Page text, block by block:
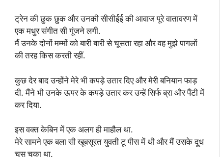
ट्रेन की छुक छुक और उनकी सीसीईई की आवाज पूरे वातावरण में
एक मधुर संगीत सी गूंजने लगी.
मैं उनके दोनों मम्मों को बारी बारी से चूसता रहा और वह मुझे पागलों
की तरह किस करती रहीं.
कुछ देर बाद उन्होंने मेरे भी कपड़े उतार दिए और मेरी बनियान फाड़
दी. मैंने भी उनके ऊपर के कपड़े उतार कर उन्हें सिर्फ ब्रा और पैंटी में
कर दिया.
इस वक्त केबिन में एक अलग ही माहौल था.
मेरे सामने एक बला सी खूबसूरत युवती टू पीस में थी और मैं उसके दूध
चूस चुका था.